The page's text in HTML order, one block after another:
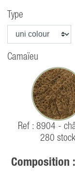
Type
Camaïeu
Ref : 8904 -
280 stock
Composition